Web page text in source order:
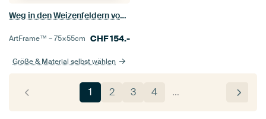
Weg in den Weizenfeldern von Pourville, Claude Monet
ArtFrame™ –75×55cm CHF154.-
Größe & Material selbst wählen
1 2 3 4 …